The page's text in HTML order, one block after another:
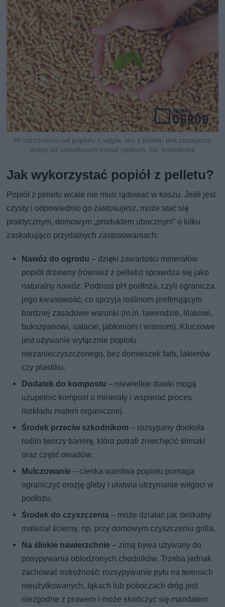
W odróżnieniu od popiołu z węgla, ten z pelletu jest zazwyczaj
wolny od szkodliwych metali ciężkich, fot. fotofabrika
Jak wykorzystać popiół z pelletu?
Popiół z pelletu wcale nie musi lądować w koszu. Jeśli jest
czysty i odpowiednio go zastosujesz, może stać się
praktycznym, domowym „produktem ubocznym” o kilku
zaskakująco przydatnych zastosowaniach:
Nawóz do ogrodu – dzięki zawartości minerałów
popiół drzewny (również z pelletu) sprawdza się jako
naturalny nawóz. Podnosi pH podłoża, czyli ogranicza
jego kwasowość, co sprzyja roślinom preferującym
bardziej zasadowe warunki (m.in. lawendzie, lilakowi,
bukszpanowi, sałacie, jabłoniom i wiśniom). Kluczowe
jest używanie wyłącznie popiołu
niezanieczyszczonego, bez domieszek farb, lakierów
czy plastiku.
Dodatek do kompostu – niewielkie dawki mogą
uzupełnić kompost o minerały i wspierać proces
rozkładu materii organicznej.
Środek przeciw szkodnikom – rozsypany dookoła
roślin tworzy barierę, która potrafi zniechęcić ślimaki
oraz część owadów.
Mulczowanie – cienka warstwa popiołu pomaga
ograniczyć erozję gleby i ułatwia utrzymanie wilgoci w
podłożu.
Środek do czyszczenia – może działać jak delikatny
materiał ścierny, np. przy domowym czyszczeniu grilla.
Na śliskie nawierzchnie – zimą bywa używany do
posypywania oblodzonych chodników. Trzeba jednak
zachować ostrożność: rozsypywanie pyłu na terenach
nieużytkowanych, łąkach lub poboczach dróg jest
niezgodne z prawem i może skończyć się mandatem